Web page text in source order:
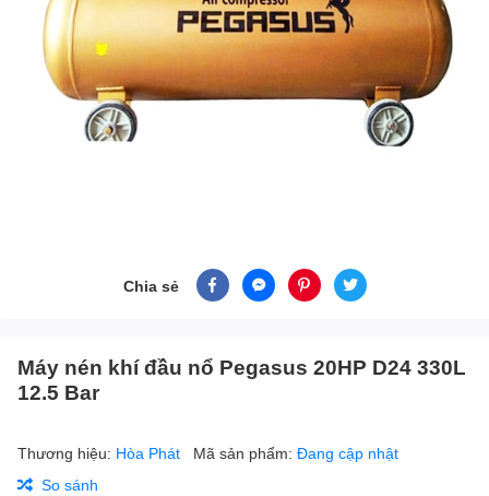
Chia sẻ
Máy nén khí đầu nổ Pegasus 20HP D24 330L
12.5 Bar
Thương hiệu: Hòa Phát Mã sản phẩm: Đang cập nhật
So sánh